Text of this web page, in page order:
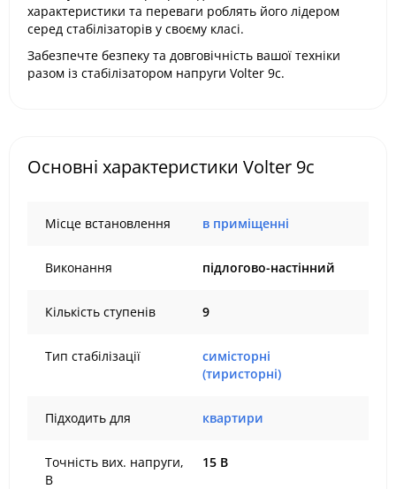
характеристики та переваги роблять його лідером
серед стабілізаторів у своєму класі.
Забезпечте безпеку та довговічність вашої техніки
разом із стабілізатором напруги Volter 9с.
Основні характеристики Volter 9с
Місце встановлення в приміщенні
Виконання підлогово-настінний
Кількість ступенів 9
Тип стабілізації
симісторні
(тиристорні)
Підходить для квартири
Точність вих. напруги,
В
15 В